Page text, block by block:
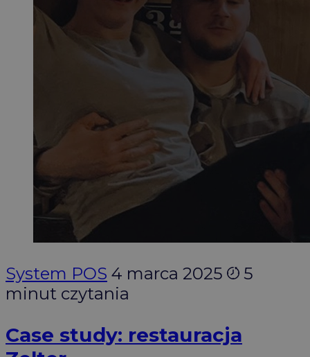
System POS 4 marca 2025
5
minut czytania
Case study: restauracja